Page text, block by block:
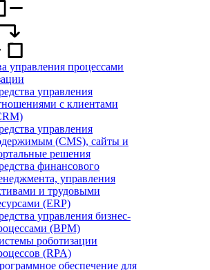
управления процессами
управления
с клиентами
управления
(CMS), сайты и
решения
финансового
управления
и трудовыми
(ERP)
управления бизнес-
(BPM)
роботизации
(RPA)
обеспечение для